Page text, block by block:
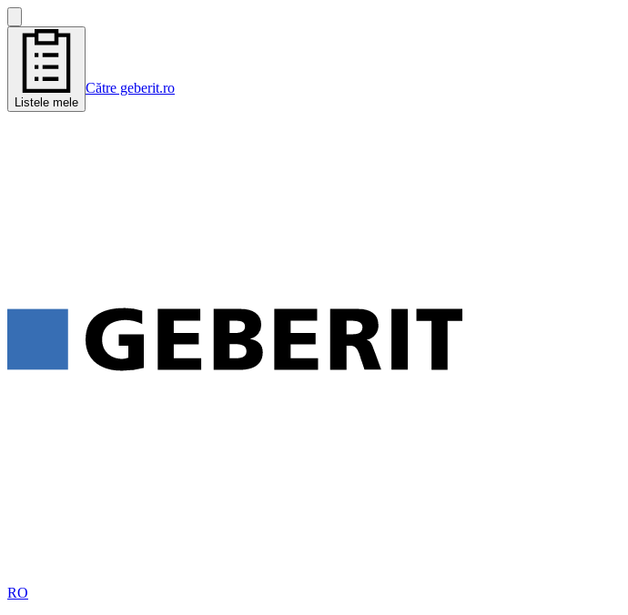
Listele mele
Către geberit.ro
RO